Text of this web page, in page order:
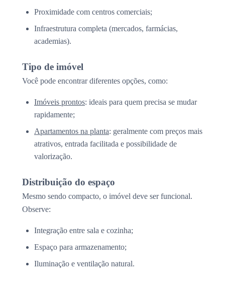
Proximidade com centros comerciais;
Infraestrutura completa (mercados, farmácias,
academias).
Tipo de imóvel
Você pode encontrar diferentes opções, como:
Imóveis prontos: ideais para quem precisa se mudar
rapidamente;
Apartamentos na planta: geralmente com preços mais
atrativos, entrada facilitada e possibilidade de
valorização.
Distribuição do espaço
Mesmo sendo compacto, o imóvel deve ser funcional.
Observe:
Integração entre sala e cozinha;
Espaço para armazenamento;
Iluminação e ventilação natural.